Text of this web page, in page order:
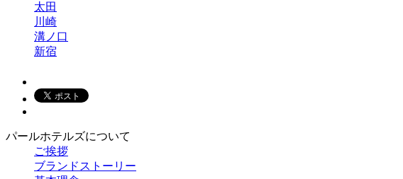
太田
川崎
溝ノ口
新宿
パールホテルズについて
ご挨拶
ブランドストーリー